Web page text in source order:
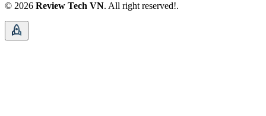
© 2026 Review Tech VN. All right reserved!.
rocket